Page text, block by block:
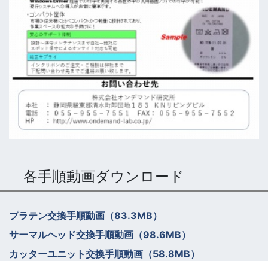
各手順動画ダウンロード
プラテン交換手順動画 （83.3MB）
サーマルヘッド交換手順動画 （98.6MB）
カッターユニット交換手順動画 （58.8MB）